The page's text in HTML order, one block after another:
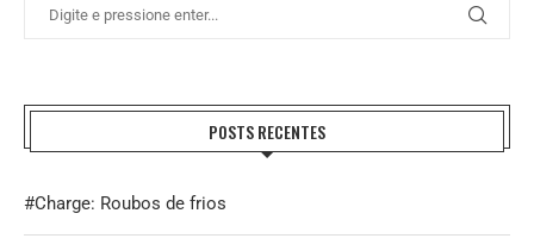
POSTS RECENTES
#Charge: Roubos de frios